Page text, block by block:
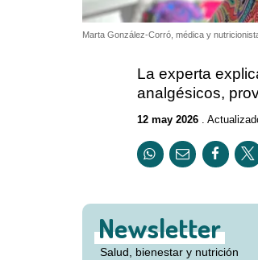
Marta González-Corró, médica y
La experta
analgésicos,
12 may 2026.
Newsletter
Salud, bienestar y nutrición